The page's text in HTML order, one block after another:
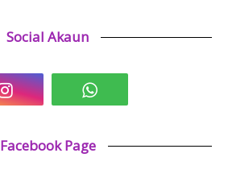
Social Akaun
Facebook Page